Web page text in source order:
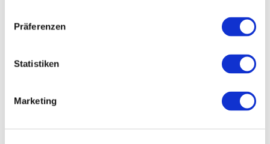
Präferenzen
Statistiken
Marketing